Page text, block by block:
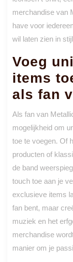
merchandise van
have voor
wil laten zien in
Voeg
items
als fan
Als fan van
mogelijkheid om
toe te voegen. Of
producten of
de band
touch toe aan je
exclusieve items
fan bent, maar
muziek en het
merchandise
manier om je